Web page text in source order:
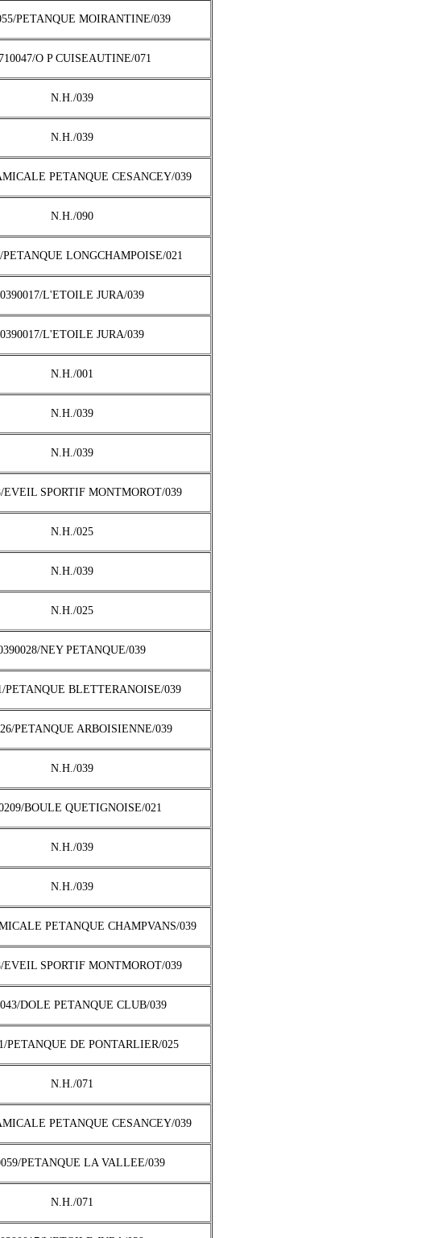
PETANQUE MOIRANTINE/039
O P CUISEAUTINE/071
N.H./039
N.H./039
PETANQUE CESANCEY/039
N.H./090
PETANQUE LONGCHAMPOISE/021
0390017/L'ETOILE JURA/039
0390017/L'ETOILE JURA/039
N.H./001
N.H./039
N.H./039
EVEIL SPORTIF MONTMOROT/039
N.H./025
N.H./039
N.H./025
NEY PETANQUE/039
PETANQUE BLETTERANOISE/039
PETANQUE ARBOISIENNE/039
N.H./039
BOULE QUETIGNOISE/021
N.H./039
N.H./039
PETANQUE CHAMPVANS/039
EVEIL SPORTIF MONTMOROT/039
DOLE PETANQUE CLUB/039
PETANQUE DE PONTARLIER/025
N.H./071
PETANQUE CESANCEY/039
PETANQUE LA VALLEE/039
N.H./071